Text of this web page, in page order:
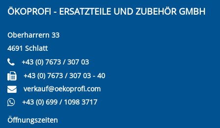
ÖKOPROFI - ERSATZTEILE UND ZUBEHÖR GMBH
Oberharrern 33
4691 Schlatt
+43 (0) 7673 / 307 03
+43 (0) 7673 / 307 03 - 40
verkauf@oekoprofi.com
+43 (0) 699 / 1098 3717
Öffnungszeiten